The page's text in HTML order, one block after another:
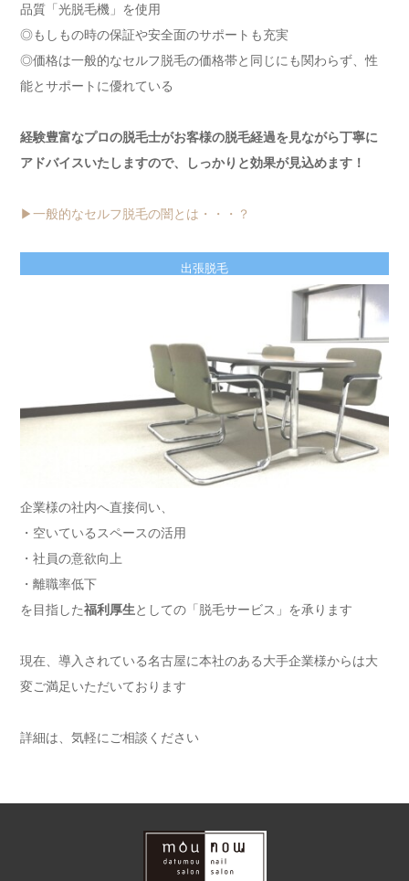
品質「光脱毛機」を使用
◎もしもの時の保証や安全面のサポートも充実
◎価格は一般的なセルフ脱毛の価格帯と同じにも関わらず、性
能とサポートに優れている
経験豊富なプロの脱毛士がお客様の脱毛経過を見ながら丁寧に
アドバイスいたしますので、しっかりと効果が見込めます！
▶︎一般的なセルフ脱毛の闇とは・・・？
出張脱毛
企業様の社内へ直接伺い、
・空いているスペースの活用
・社員の意欲向上
・離職率低下
を目指した福利厚生としての「脱毛サービス」を承ります
現在、導入されている名古屋に本社のある大手企業様からは大
変ご満足いただいております
詳細は、気軽にご相談ください